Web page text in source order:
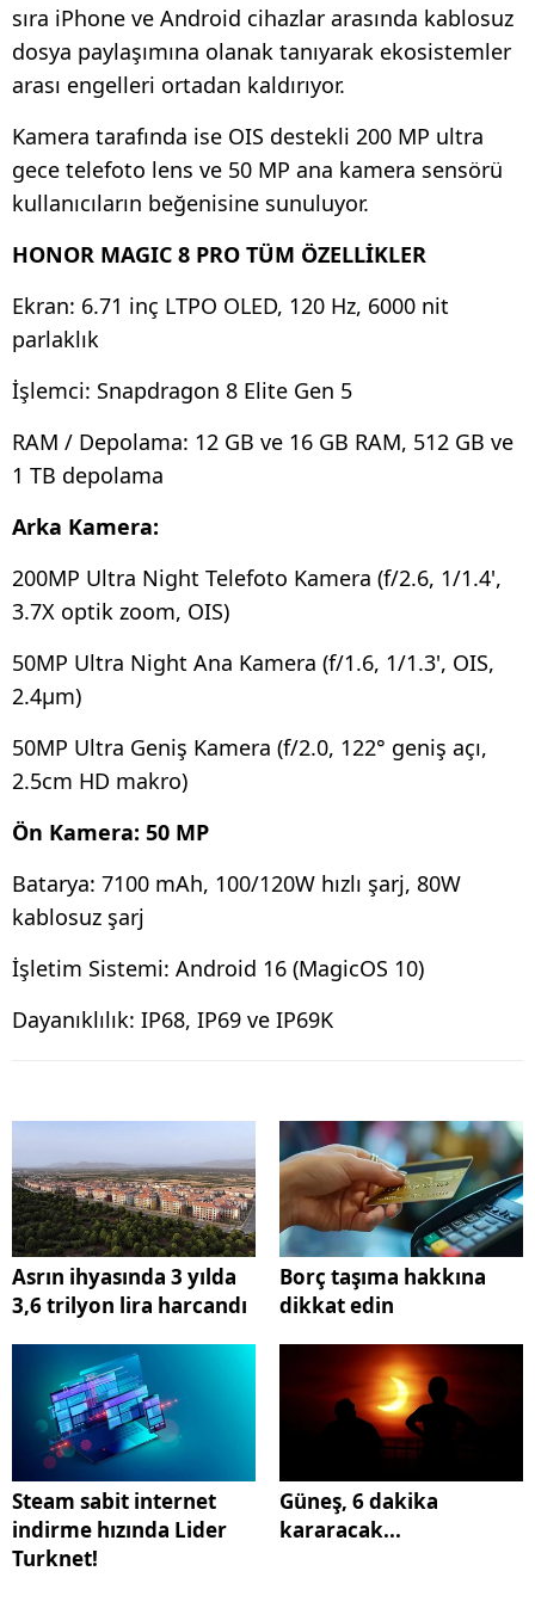
sıra iPhone ve Android cihazlar arasında kablosuz
dosya paylaşımına olanak tanıyarak ekosistemler
arası engelleri ortadan kaldırıyor.
Kamera tarafında ise OIS destekli 200 MP ultra
gece telefoto lens ve 50 MP ana kamera sensörü
kullanıcıların beğenisine sunuluyor.
HONOR MAGIC 8 PRO TÜM ÖZELLİKLER
Ekran: 6.71 inç LTPO OLED, 120 Hz, 6000 nit
parlaklık
İşlemci: Snapdragon 8 Elite Gen 5
RAM / Depolama: 12 GB ve 16 GB RAM, 512 GB ve
1 TB depolama
Arka Kamera:
200MP Ultra Night Telefoto Kamera (f/2.6, 1/1.4',
3.7X optik zoom, OIS)
50MP Ultra Night Ana Kamera (f/1.6, 1/1.3', OIS,
2.4μm)
50MP Ultra Geniş Kamera (f/2.0, 122° geniş açı,
2.5cm HD makro)
Ön Kamera: 50 MP
Batarya: 7100 mAh, 100/120W hızlı şarj, 80W
kablosuz şarj
İşletim Sistemi: Android 16 (MagicOS 10)
Dayanıklılık: IP68, IP69 ve IP69K
Asrın ihyasında 3 yılda
3,6 trilyon lira harcandı
Borç taşıma hakkına
dikkat edin
Steam sabit internet
indirme hızında Lider
Turknet!
Güneş, 6 dakika
kararacak...